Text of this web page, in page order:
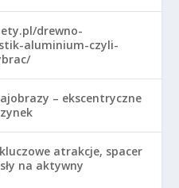
drewno-
aluminium-czyli-
– ekscentryczne
atrakcje, spacer
na aktywny